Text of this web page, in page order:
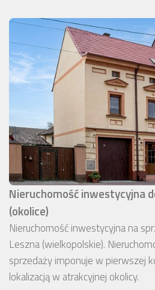
Nieruchomość inwestycyjna
(okolice)
Nieruchomość inwestycyjna na
Leszna (wielkopolskie).
sprzedaży imponuje w pierwszej
lokalizacją w atrakcyjnej okolicy.